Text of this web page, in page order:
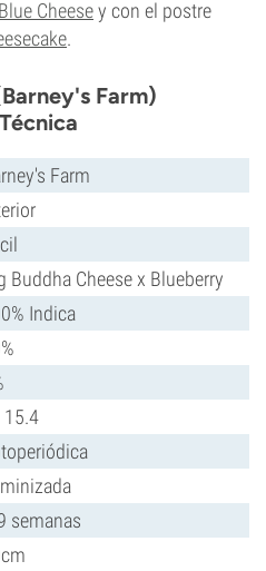
Cheesey con el postre
.
Farm)
Farm
Buddha Cheese x Blueberry
Indica
15.4
semanas